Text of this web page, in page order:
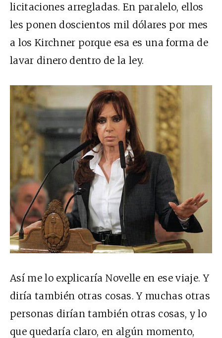
licitaciones arregladas. En paralelo, ellos
les ponen doscientos mil dólares por mes
a los Kirchner porque esa es una forma de
lavar dinero dentro de la ley.
Así me lo explicaría Novelle en ese viaje. Y
diría también otras cosas. Y muchas otras
personas dirían también otras cosas, y lo
que quedaría claro, en algún momento,